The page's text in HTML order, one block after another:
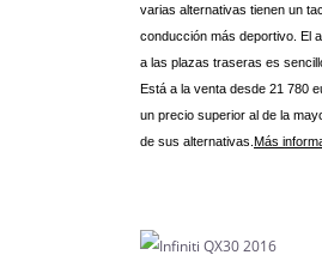
varias alternativas tienen un
conducción más deportivo. El
a las plazas traseras es
Está a la venta desde 21 780
un precio superior al de la
de sus alternativas. Más